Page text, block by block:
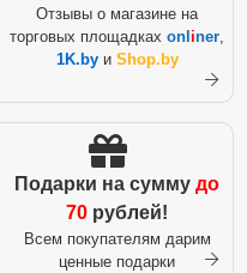
Отзывы о магазине на
торговых площадках onl iner,
1K.byи Shop.by
Подарки на сумму до
70 рублей!
Всем покупателям дарим
ценные подарки